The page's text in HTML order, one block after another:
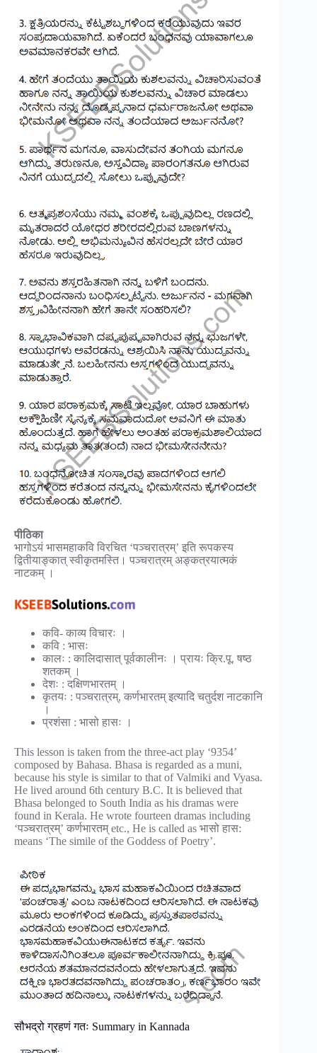
पीठिका
भागोऽयं भासमहाकवि विरचित ‘पञ्चरात्रम्’ इति रूपकस्य
द्वितीयाङ्कात् स्वीकृतमस्ति। पञ्चरात्रम् अङ्कत्रयात्मकं
नाटकम् ।
कवि- काव्य विचारः ।
कवि : भासः
कालः : कालिदासात् पूर्वकालीनः । प्रायः क्रि.पू. षष्ठ
शतकम् ।
देशः : दक्षिणभारतम् ।
कृतयः : पञ्चरात्रम्, कर्णभारतम् इत्यादि चतुर्दश नाटकानि
।
प्रशंसा : भासो हासः ।
This lesson is taken from the three-act play ‘9354’
composed by Bahasa. Bhasa is regarded as a muni,
because his style is similar to that of Valmiki and Vyasa.
He lived around 6th century B.C. It is believed that
Bhasa belonged to South India as his dramas were
found in Kerala. He wrote fourteen dramas including
‘पञ्चरात्रम्’ कर्णभारतम् etc., He is called as भासो हास:
means ‘The simile of the Goddess of Poetry’.
सौभद्रो ग्रहणं गतः Summary in Kannada